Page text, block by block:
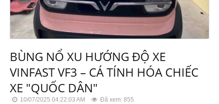
BÙNG NỔ XU HƯỚNG ĐỘ XE
VINFAST VF3 – CÁ TÍNH HÓA CHIẾC
XE "QUỐC DÂN"
10/07/2025 04:22:03 AM Đã xem: 855